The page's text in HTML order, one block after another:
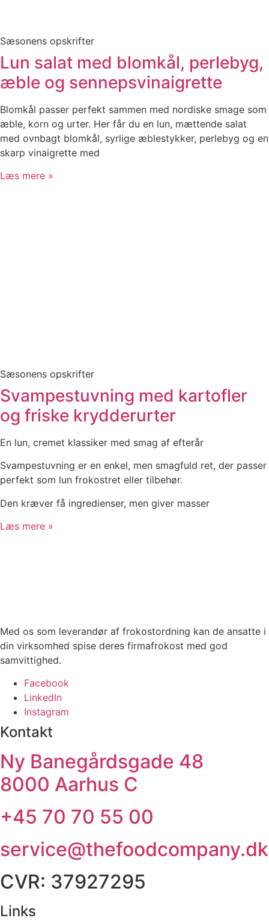
Sæsonens opskrifter
Lun salat med blomkål, perlebyg,
æble og sennepsvinaigrette
Blomkål passer perfekt sammen med nordiske smage som
æble, korn og urter. Her får du en lun, mættende salat
med ovnbagt blomkål, syrlige æblestykker, perlebyg og en
skarp vinaigrette med
Læs mere »
Sæsonens opskrifter
Svampestuvning med kartofler
og friske krydderurter
En lun, cremet klassiker med smag af efterår
Svampestuvning er en enkel, men smagfuld ret, der passer
perfekt som lun frokostret eller tilbehør.
Den kræver få ingredienser, men giver masser
Læs mere »
Med os som leverandør af frokostordning kan de ansatte i
din virksomhed spise deres firmafrokost med god
samvittighed.
Facebook
LinkedIn
Instagram
Kontakt
Ny Banegårdsgade 48
8000 Aarhus C
+45 70 70 55 00
service@thefoodcompany.dk
CVR: 37927295
Links